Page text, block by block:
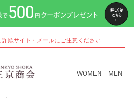
欺サイト・メールにご注意ください
WOMEN MEN
ペー
ジト
ップ
へ